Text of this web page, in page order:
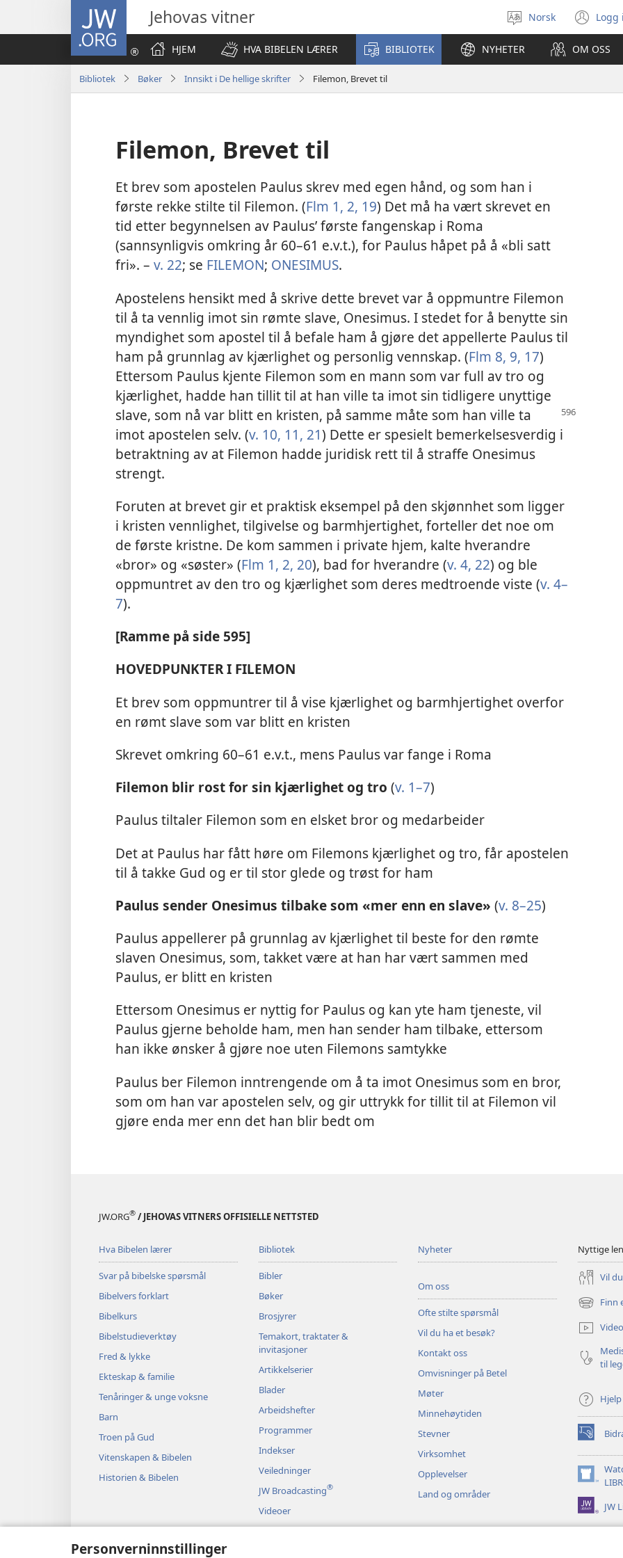
Personverninnstillinger
JW.ORG Jehovas vitner
Velg
språk
Norsk Logg
nytt
HJEM
HVA BIBELEN LÆRER BIBLIOTEK NYHETER OM OSS
Bibliotek Bøker Innsikt i De hellige skrifter Filemon, Brevet til
Filemon, Brevet til
Et brev som apostelen Paulus skrev med egen hånd, og som han i
første rekke stilte til Filemon. (Flm 1, 2, 19) Det må ha vært skrevet en
tid etter begynnelsen av Paulus’ første fangenskap i Roma
(sannsynligvis omkring år 60–61 e.v.t.), for Paulus håpet på å «bli satt
fri». – v. 22; se FILEMON; ONESIMUS.
Apostelens hensikt med å skrive dette brevet var å oppmuntre Filemon
til å ta vennlig imot sin rømte slave, Onesimus. I stedet for å benytte sin
myndighet som apostel til å befale ham å gjøre det appellerte Paulus til
ham på grunnlag av kjærlighet og personlig vennskap. (Flm 8, 9, 17)
Ettersom Paulus kjente Filemon som en mann som var full av tro og
kjærlighet, hadde han tillit til at han ville ta imot sin tidligere unyttige
slave, som nå var blitt en kristen, på samme måte som han ville ta
imot apostelen selv. (v. 10, 11, 21) Dette er spesielt bemerkelsesverdig i
betraktning av at Filemon hadde juridisk rett til å straffe Onesimus
strengt.
Foruten at brevet gir et praktisk eksempel på den skjønnhet som ligger
i kristen vennlighet, tilgivelse og barmhjertighet, forteller det noe om
de første kristne. De kom sammen i private hjem, kalte hverandre
«bror» og «søster» (Flm 1, 2, 20), bad for hverandre (v. 4, 22) og ble
oppmuntret av den tro og kjærlighet som deres medtroende viste (v. 4–
7).
[Ramme på side 595]
HOVEDPUNKTER I FILEMON
Et brev som oppmuntrer til å vise kjærlighet og barmhjertighet overfor
en rømt slave som var blitt en kristen
Skrevet omkring 60–61 e.v.t., mens Paulus var fange i Roma
Filemon blir rost for sin kjærlighet og tro (v. 1–7)
Paulus tiltaler Filemon som en elsket bror og medarbeider
Det at Paulus har fått høre om Filemons kjærlighet og tro, får apostelen
til å takke Gud og er til stor glede og trøst for ham
Paulus sender Onesimus tilbake som «mer enn en slave» (v. 8–25)
Paulus appellerer på grunnlag av kjærlighet til beste for den rømte
slaven Onesimus, som, takket være at han har vært sammen med
Paulus, er blitt en kristen
Ettersom Onesimus er nyttig for Paulus og kan yte ham tjeneste, vil
Paulus gjerne beholde ham, men han sender ham tilbake, ettersom
han ikke ønsker å gjøre noe uten Filemons samtykke
Paulus ber Filemon inntrengende om å ta imot Onesimus som en bror,
som om han var apostelen selv, og gir uttrykk for tillit til at Filemon vil
gjøre enda mer enn det han blir bedt om
JW.ORG® / JEHOVAS VITNERS OFFISIELLE NETTSTED
Hva Bibelen lærer
Svar på bibelske spørsmål
Bibelvers forklart
Bibelkurs
Bibelstudieverktøy
Fred & lykke
Ekteskap & familie
Tenåringer & unge voksne
Barn
Troen på Gud
Vitenskapen & Bibelen
Historien & Bibelen
Bibliotek
Bibler
Bøker
Brosjyrer
Temakort, traktater &
invitasjoner
Artikkelserier
Blader
Arbeidshefter
Programmer
Indekser
Veiledninger
JW Broadcasting®
Videoer
Musikk
Nyheter
Om oss
Ofte stilte spørsmål
Vil du ha et besøk?
Kontakt oss
Omvisninger på Betel
Møter
Minnehøytiden
Stevner
Virksomhet
Opplevelser
Land og områder
Nyttige
Vil
Finn
(åpner
nytt
vindu)
til
Hjelp
(åpner
nytt
vindu)
(åpner
nytt
vindu) JW